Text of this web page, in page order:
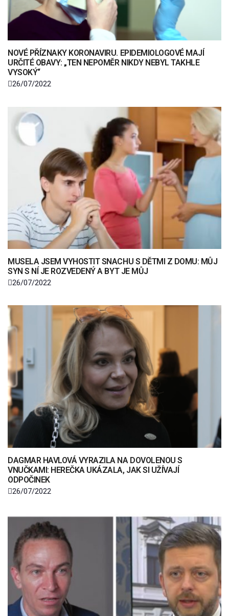
NOVÉ PŘÍZNAKY KORONAVIRU. EPIDEMIOLOGOVÉ MAJÍ
URČITÉ OBAVY: „TEN NEPOMĚR NIKDY NEBYL TAKHLE
VYSOKÝ“
26/07/2022
MUSELA JSEM VYHOSTIT SNACHU S DĚTMI Z DOMU: MŮJ
SYN S NÍ JE ROZVEDENÝ A BYT JE MŮJ
26/07/2022
DAGMAR HAVLOVÁ VYRAZILA NA DOVOLENOU S
VNUČKAMI: HEREČKA UKÁZALA, JAK SI UŽÍVAJÍ
ODPOČINEK
26/07/2022